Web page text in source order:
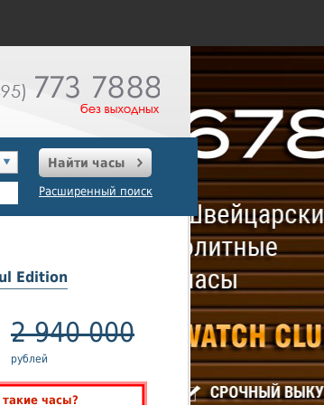
Найти часы
Расширенный поиск
Edition
2 940 000
рублей
часы?